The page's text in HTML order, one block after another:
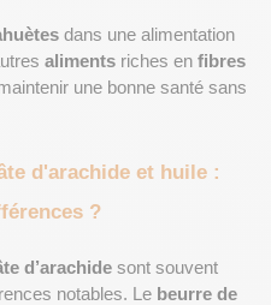
dans une alimentation
aliments riches en fibres
une bonne santé sans
d'arachide et huile :
?
d’arachide sont souvent
notables. Le beurre de